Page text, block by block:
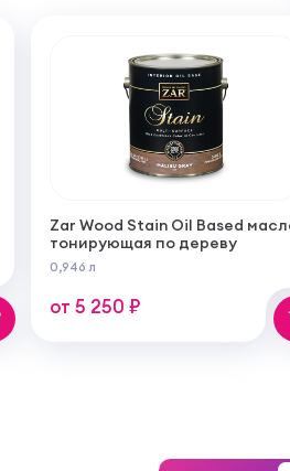
Zar Wood Stain Oil Based
тонирующая по дереву
0,946 л
от 5 250 ₽